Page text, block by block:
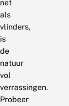
net
als
vlinders,
is
de
natuur
vol
verrassingen.
Probeer